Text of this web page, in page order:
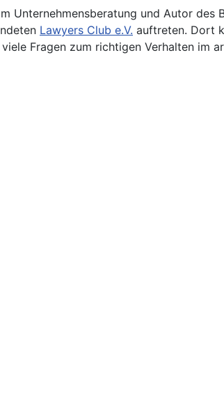
Unternehmensberatung und Autor
Lawyers Club e.V. auftreten. Dort
Fragen zum richtigen Verhalten im